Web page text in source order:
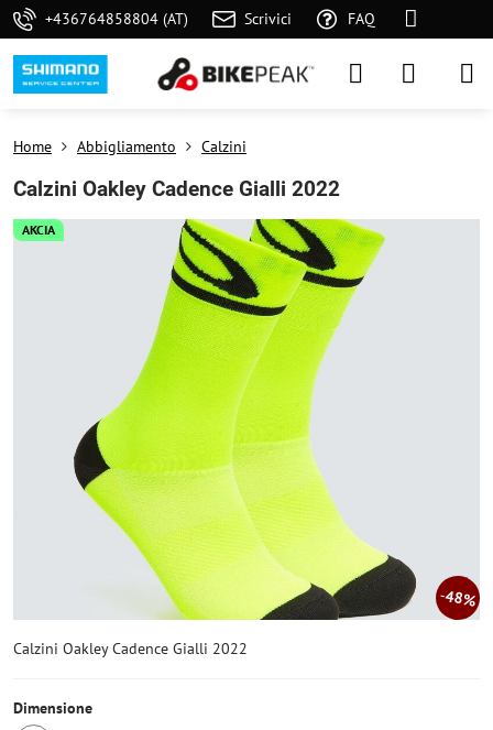
+436764858804 (AT) Scrivici FAQ
AKCIA
48%
Home Abbigliamento Calzini
Calzini Oakley Cadence Gialli 2022
Calzini Oakley Cadence Gialli 2022
Dimensione